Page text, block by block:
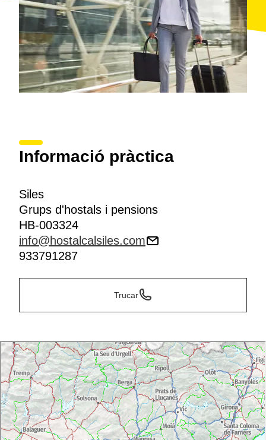
Informació pràctica
Siles
Grups d'hostals i pensions
HB-003324
info@hostalcalsiles.com
933791287
Trucar